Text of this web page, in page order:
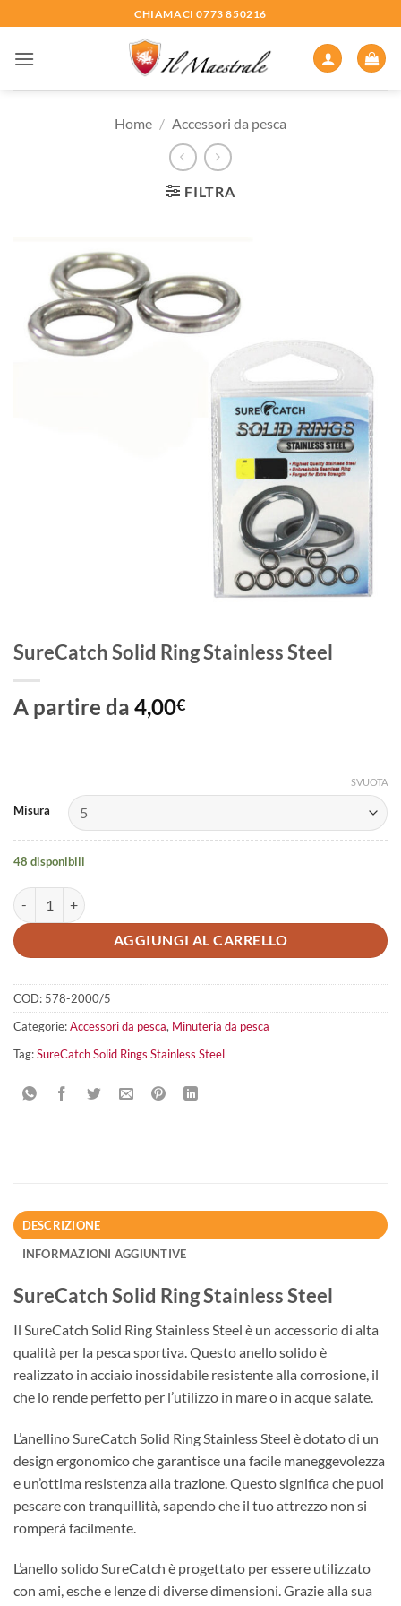
ai
contenuti
CHIAMACI 0773 850216
Home / Accessori da pesca
FILTRA
SureCatch Solid Ring Stainless Steel
A partire da 4,00€
Misura
SVUOTA
48 disponibili
SureCatch Solid Ring Stainless Steel quantità
AGGIUNGI AL CARRELLO
COD: 578-2000/5
Categorie:Accessori da pesca, Minuteria da pesca
Tag:SureCatch Solid Rings Stainless Steel
DESCRIZIONE
INFORMAZIONI AGGIUNTIVE
SureCatch Solid Ring Stainless Steel
Il SureCatch Solid Ring Stainless Steel è un accessorio di alta
qualità per la pesca sportiva. Questo anello solido è
realizzato in acciaio inossidabile resistente alla corrosione, il
che lo rende perfetto per l’utilizzo in mare o in acque salate.
L’anellino SureCatch Solid Ring Stainless Steel è dotato di un
design ergonomico che garantisce una facile maneggevolezza
e un’ottima resistenza alla trazione. Questo significa che puoi
pescare con tranquillità, sapendo che il tuo attrezzo non si
romperà facilmente.
L’anello solido SureCatch è progettato per essere utilizzato
con ami, esche e lenze di diverse dimensioni. Grazie alla sua